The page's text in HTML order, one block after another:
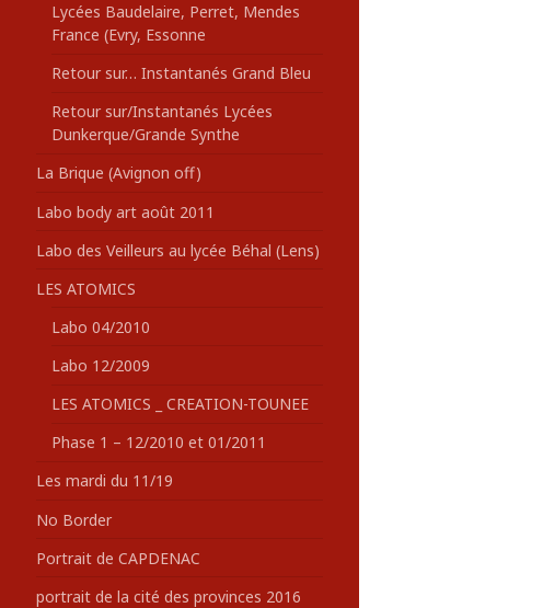
Lycées Baudelaire, Perret, Mendes
France (Evry, Essonne
Retour sur… Instantanés Grand Bleu
Retour sur/Instantanés Lycées
Dunkerque/Grande Synthe
La Brique (Avignon off)
Labo body art août 2011
Labo des Veilleurs au lycée Béhal (Lens)
LES ATOMICS
Labo 04/2010
Labo 12/2009
LES ATOMICS _ CREATION-TOUNEE
Phase 1 – 12/2010 et 01/2011
Les mardi du 11/19
No Border
Portrait de CAPDENAC
portrait de la cité des provinces 2016